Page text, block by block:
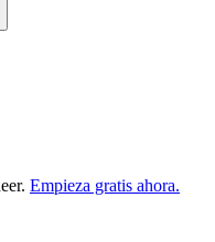
Empieza gratis ahora.